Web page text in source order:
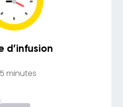
d’infusion
minutes